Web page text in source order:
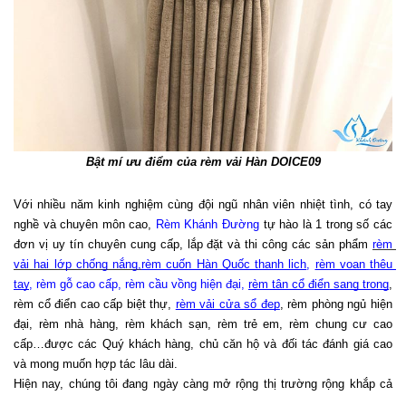
Bật mí ưu điểm của rèm vải Hàn DOICE09
Với nhiều năm kinh nghiệm cùng đội ngũ nhân viên nhiệt tình, có tay
nghề và chuyên môn cao, Rèm Khánh Đường tự hào là 1 trong số các
đơn vị uy tín chuyên cung cấp, lắp đặt và thi công các sản phẩm rèm
vải hai lớp chống nắng,rèm cuốn Hàn Quốc thanh lịch, rèm voan thêu
tay, rèm gỗ cao cấp, rèm cầu vồng hiện đại, rèm tân cổ điển sang trọng,
rèm cổ điển cao cấp biệt thự, rèm vải cửa sổ đẹp, rèm phòng ngủ hiện
đại, rèm nhà hàng, rèm khách sạn, rèm trẻ em, rèm chung cư cao
cấp…được các Quý khách hàng, chủ căn hộ và đối tác đánh giá cao
và mong muốn hợp tác lâu dài.
Hiện nay, chúng tôi đang ngày càng mở rộng thị trường rộng khắp cả